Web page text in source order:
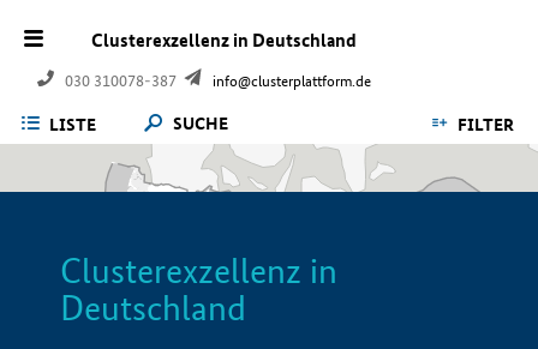
Clusterexzellenz in Deutschland
030 310078-387 info@clusterplattform.de
LISTE SUCHE FILTER
Clusterexzellenz in
Deutschland